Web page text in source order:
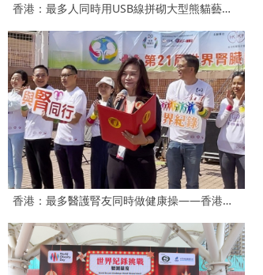
香港：最多人同時用USB線拼砌大型熊貓藝術作品
香港：最多醫護腎友同時做健康操——香港腎臟日「與腎同行」世界紀錄挑戰活動